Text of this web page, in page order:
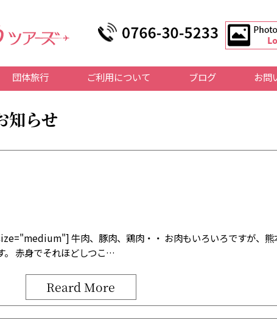
団体旅行 ご利用について ブログ お問
知らせ
牛肉、豚肉、鶏肉・・ お肉もいろいろですが、熊
。 赤身でそれほどしつこ…
Reard More